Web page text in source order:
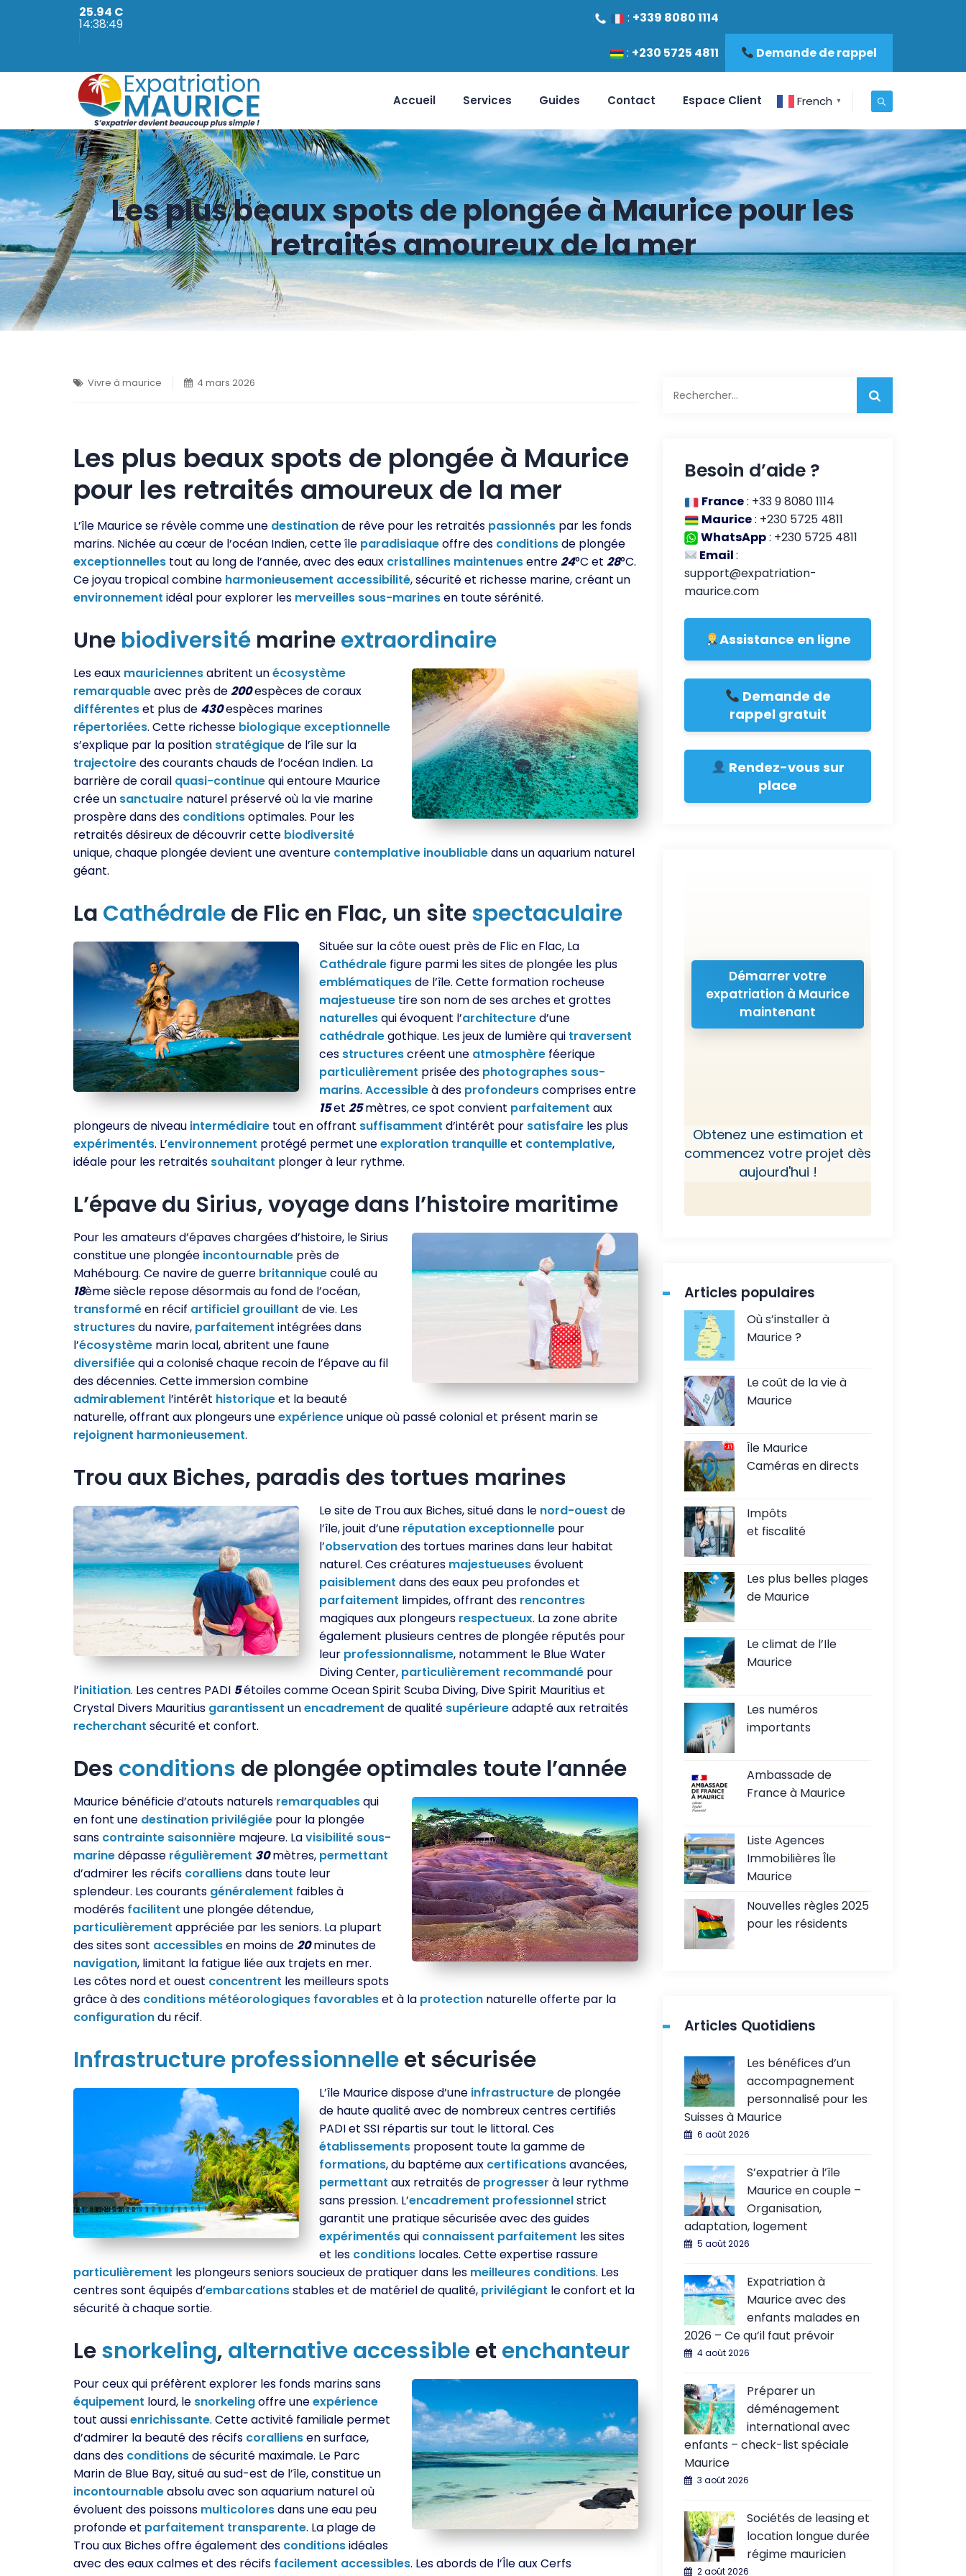
25.94 C
14:38:50 : +339 8080 1114
: +230 5725 4811 Demande de rappel
Accueil Services Guides Contact Espace Client French ▼
Les plus beaux spots de plongée à Maurice pour les
retraités amoureux de la mer
Vivre à maurice 4 mars 2026
Les plus beaux spots de plongée à Maurice
pour les retraités amoureux de la mer
L’île Maurice se révèle comme une destinationde rêve pour les retraités passionnés par les fonds
marins. Nichée au cœur de l’océan Indien, cette île paradisiaqueoffre des conditionsde plongée
exceptionnelles tout au long de l’année, avec des eaux cristallines maintenuesentre24°C et 28°C.
Ce joyau tropical combine harmonieusement accessibilité, sécurité et richesse marine, créant un
environnement idéal pour explorer les merveilles sous-marinesen toute sérénité.
Une biodiversité marineextraordinaire
Les eaux mauriciennesabritent unécosystème
remarquableavec près de200espèces de coraux
différenteset plus de 430espèces marines
répertoriées. Cette richesse biologiqueexceptionnelle
s’explique par la position stratégiquede l’île sur la
trajectoiredes courants chauds de l’océan Indien. La
barrière de corail quasi-continuequi entoure Maurice
crée un sanctuaire naturel préservé où la vie marine
prospère dans des conditionsoptimales. Pour les
retraités désireux de découvrir cette biodiversité
unique, chaque plongée devient une aventure contemplative inoubliabledans un aquarium naturel
géant.
La Cathédralede Flic en Flac, un sitespectaculaire
Située sur la côte ouest près de Flic en Flac, La
Cathédrale figure parmi les sites de plongée les plus
emblématiquesde l’île. Cette formation rocheuse
majestueuse tire son nom de ses arches et grottes
naturellesqui évoquent l’architectured’une
cathédralegothique. Les jeux de lumière qui traversent
ces structurescréent une atmosphère féerique
particulièrement prisée des photographes sous-
marins.Accessibleà des profondeurscomprises entre
15et25mètres, ce spot convient parfaitement aux
plongeurs de niveau intermédiaire tout en offrant suffisamment d’intérêt pour satisfaire les plus
expérimentés. L’environnement protégé permet uneexploration tranquilleet contemplative,
idéale pour les retraités souhaitant plonger à leur rythme.
L’épave du Sirius, voyage dans l’histoire maritime
Pour les amateurs d’épaves chargées d’histoire, le Sirius
constitue une plongée incontournable près de
Mahébourg. Ce navire de guerre britanniquecoulé au
18ème siècle repose désormais au fond de l’océan,
transforméen récif artificiel grouillant de vie. Les
structuresdu navire, parfaitement intégrées dans
l’écosystème marin local, abritent une faune
diversifiéequi a colonisé chaque recoin de l’épave au fil
des décennies. Cette immersion combine
admirablement l’intérêt historiqueet la beauté
naturelle, offrant aux plongeurs uneexpérienceunique où passé colonial et présent marin se
rejoignent harmonieusement.
Trou aux Biches, paradis des tortues marines
Le site de Trou aux Biches, situé dans le nord-ouest de
l’île, jouit d’une réputationexceptionnelle pour
l’observationdes tortues marines dans leur habitat
naturel. Ces créatures majestueusesévoluent
paisiblement dans des eaux peu profondes et
parfaitement limpides, offrant des rencontres
magiques aux plongeurs respectueux. La zone abrite
également plusieurs centres de plongée réputés pour
leur professionnalisme, notamment le Blue Water
Diving Center, particulièrement recommandé pour
l’initiation. Les centres PADI 5étoiles comme Ocean Spirit Scuba Diving, Dive Spirit Mauritius et
Crystal Divers Mauritius garantissent unencadrement de qualité supérieureadapté aux retraités
recherchant sécurité et confort.
Des conditions de plongée optimales toute l’année
Maurice bénéficie d’atouts naturels remarquablesqui
en font une destination privilégiée pour la plongée
sans contrainte saisonnière majeure. Lavisibilité sous-
marinedépasse régulièrement 30mètres, permettant
d’admirer les récifs coralliensdans toute leur
splendeur. Les courants généralement faibles à
modérés facilitent une plongée détendue,
particulièrement appréciée par les seniors. La plupart
des sites sont accessiblesen moins de20minutes de
navigation, limitant la fatigue liée aux trajets en mer.
Les côtes nord et ouest concentrent les meilleurs spots
grâce à des conditions météorologiques favorableset à la protection naturelle offerte par la
configurationdu récif.
Infrastructure professionnelleet sécurisée
L’île Maurice dispose d’une infrastructurede plongée
de haute qualité avec de nombreux centres certifiés
PADI et SSI répartis sur tout le littoral. Ces
établissements proposent toute la gamme de
formations, du baptême aux certificationsavancées,
permettant aux retraités de progresser à leur rythme
sans pression. L’encadrement professionnelstrict
garantit une pratique sécurisée avec des guides
expérimentésqui connaissent parfaitement les sites
et les conditions locales. Cette expertise rassure
particulièrement les plongeurs seniors soucieux de pratiquer dans les meilleures conditions. Les
centres sont équipés d’embarcationsstables et de matériel de qualité, privilégiant le confort et la
sécurité à chaque sortie.
Lesnorkeling, alternativeaccessibleet enchanteur
Pour ceux qui préfèrent explorer les fonds marins sans
équipement lourd, le snorkelingoffre uneexpérience
tout aussienrichissante. Cette activité familiale permet
d’admirer la beauté des récifs coralliensen surface,
dans des conditionsde sécurité maximale. Le Parc
Marin de Blue Bay, situé au sud-est de l’île, constitue un
incontournableabsolu avec son aquarium naturel où
évoluent des poissons multicoloresdans une eau peu
profonde et parfaitement transparente. La plage de
Trou aux Biches offre également des conditionsidéales
avec des eaux calmes et des récifs facilement accessibles. Les abords de l’Île aux Cerfs
Besoin d’aide ?
France: +33 9 8080 1114
Maurice: +230 5725 4811
WhatsApp: +230 5725 4811
Email:
support@expatriation-
maurice.com
Assistance en ligne
Demande de
rappel gratuit
Rendez-vous sur
place
Démarrer votre
expatriation à Maurice
maintenant
Obtenez une estimation et
commencez votre projet dès
aujourd'hui !
Articles populaires
Où s’installer à
Maurice ?
Le coût de la vie à
Maurice
Île Maurice
Caméras en directs
Impôts
et fiscalité
Les plus belles plages
de Maurice
Le climat de l’Ile
Maurice
Les numéros
importants
Ambassade de
France à Maurice
Liste Agences
Immobilières Île
Maurice
Nouvelles règles 2025
pour les résidents
Articles Quotidiens
Les bénéfices d’un
accompagnement
personnalisé pour les
Suisses à Maurice
6 août 2026
S’expatrier à l’île
Maurice en couple –
Organisation,
adaptation, logement
5 août 2026
Expatriation à
Maurice avec des
enfants malades en
2026 – Ce qu’il faut prévoir
4 août 2026
Préparer un
déménagement
international avec
enfants – check-list spéciale
Maurice
3 août 2026
Sociétés de leasing et
location longue durée
régime mauricien
2 août 2026